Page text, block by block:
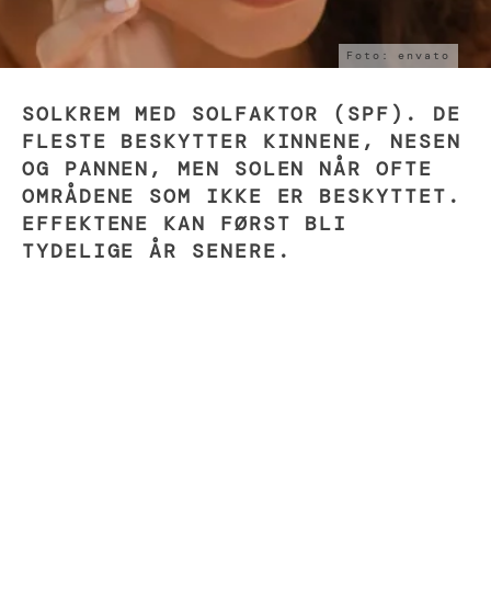
Foto: envato
SOLKREM MED SOLFAKTOR (SPF). DE
FLESTE BESKYTTER KINNENE, NESEN
OG PANNEN, MEN SOLEN NÅR OFTE
OMRÅDENE SOM IKKE ER BESKYTTET.
EFFEKTENE KAN FØRST BLI
TYDELIGE ÅR SENERE.